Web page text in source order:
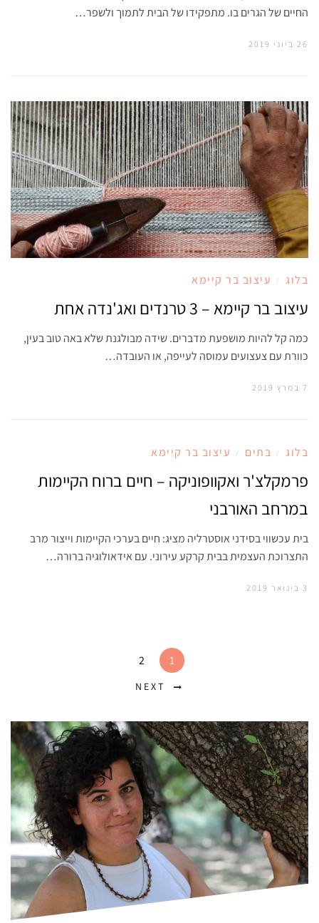
החיים של הגרים בו. מתפקידו של הבית לתמוך ולשפר…
26 ביוני 2019
בלוג / עיצוב בר קיימא
עיצוב בר קיימא – 3 טרנדים ואג'נדה אחת
כמה קל להיות מושפעת מדברים. שידה מבולגנת שלא באה טוב בעין,
כוורת עם צעצועים עמוסה לעייפה, או העובדה…
7 במרץ 2019
בלוג / בתים / עיצוב בר קיימא
פרמקלצ'ר ואקוופוניקה – חיים ברוח הקיימות
במרחב האורבני
בית עכשווי בסידני אוסטרליה מציג: חיים בערכי הקיימות וייצור מרב
התצרוכת העצמית בבית קרקע עירוני. עם אידאולוגיה ברורה…
3 בינואר 2019
1
2
NEXT